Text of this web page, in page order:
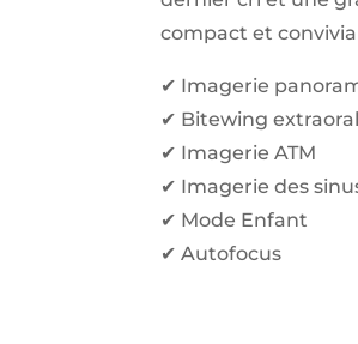
compact et
✔ Imagerie
✔ Bitewing extraoral
✔ Imagerie ATM
✔ Imagerie des
✔ Mode Enfant
✔ Autofocus